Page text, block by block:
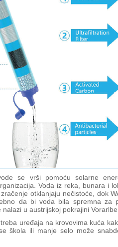
se vrši pomoću solarne
Voda iz reka, bunara i
otklanjaju nečistoće, dok
da bi voda bila spremna za
nalazi u austrijskoj pokrajini
uređaja na krovovima kuća
škola ili manje selo može